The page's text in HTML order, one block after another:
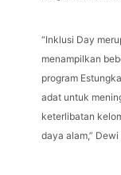
“Inklusi Day
menampilkan
program
adat untuk
keterlibatan
daya alam,”